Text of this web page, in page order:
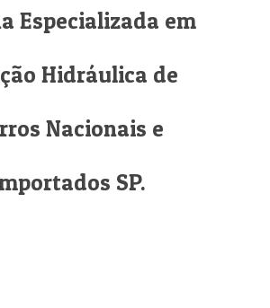
Especializada em
Hidráulica de
Nacionais e
SP.